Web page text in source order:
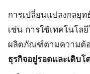
การเปลี่ยนแปลงกลยุ
เช่น การใช้เทคโนโล
ผลิตภัณฑ์ตามความต้อ
ธุรกิจอยู่รอดและเติบโ